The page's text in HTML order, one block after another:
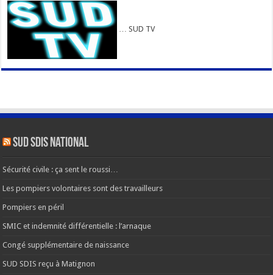
… SUD TV
SUD SDIS national
Sécurité civile : ça sent le roussi…
Les pompiers volontaires sont des travailleurs
Pompiers en péril
SMIC et indemnité différentielle : l’arnaque
Congé supplémentaire de naissance
SUD SDIS reçu à Matignon